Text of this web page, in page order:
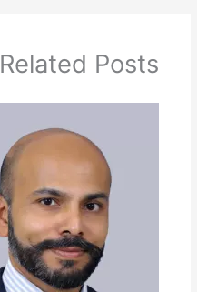
Related Posts